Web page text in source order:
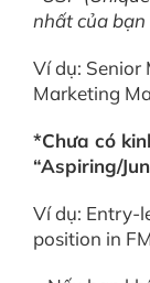
nhất của bạn
Ví dụ: Senior
Marketing
*Chưa có
“Aspiring/
Ví dụ: Entry-
position in